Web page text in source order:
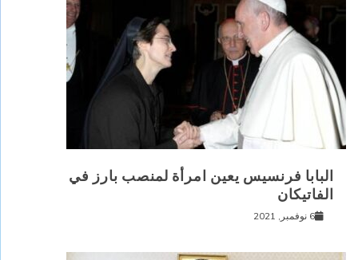
البابا فرنسيس يعين امرأة لمنصب بارز في
الفاتيكان
6 نوفمبر, 2021